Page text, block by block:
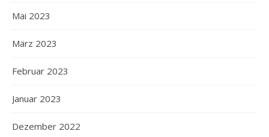
Mai 2023
März 2023
Februar 2023
Januar 2023
Dezember 2022